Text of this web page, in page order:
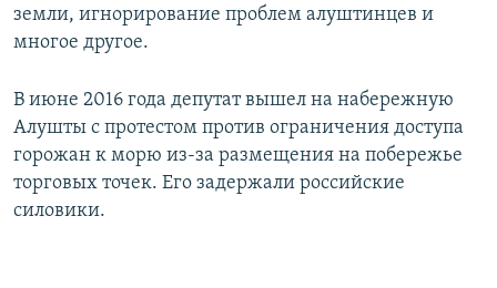
земли, игнорирование проблем алуштинцев и
многое другое.
В июне 2016 года депутат вышел на набережную
Алушты с протестом против ограничения доступа
горожан к морю из-за размещения на побережье
торговых точек. Его задержали российские
силовики.